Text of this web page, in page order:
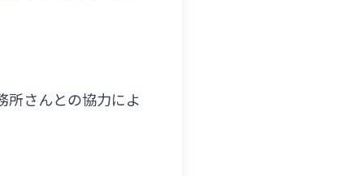
所さんとの協力によ